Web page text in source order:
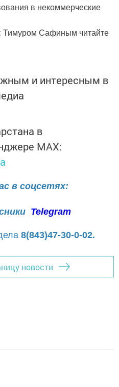
в некоммерческие
Тимуром Сафиным читайте
и интересным в
в
MАХ:
в соцсетях:
Telegram
8(843)47-30-0-02.
новости